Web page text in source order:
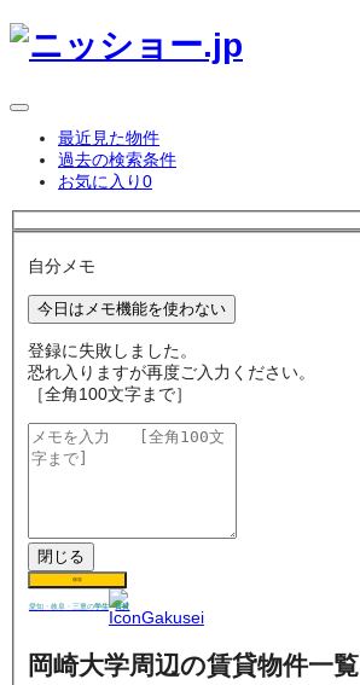
最近見た物件
過去の検索条件
お気に入り0
自分メモ
今日はメモ機能を使わない
登録に失敗しました。
恐れ入りますが再度ご入力ください。
［全角100文字まで］
閉じる
保存
愛知・岐阜・三重の学生 賃貸
岡崎大学周辺の賃貸物件一覧